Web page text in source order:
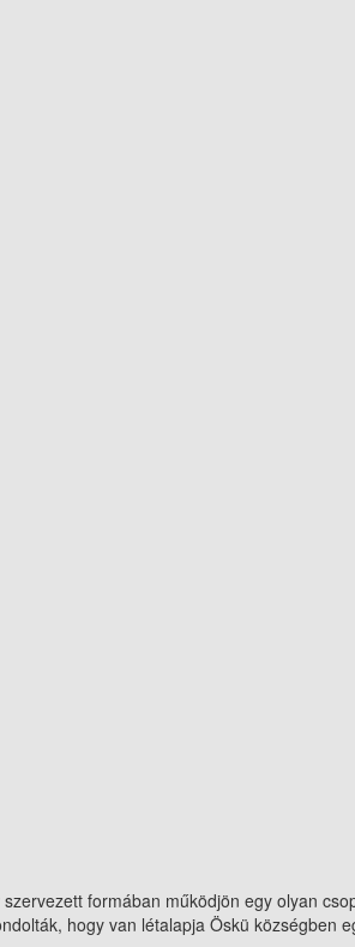
formában működjön egy olyan
hogy van létalapja Öskü községben